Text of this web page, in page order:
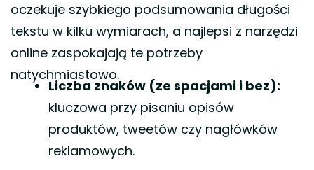
oczekuje szybkiego podsumowania długości
tekstu w kilku wymiarach, a najlepsi z narzędzi
online zaspokajają te potrzeby
natychmiastowo.
Liczba znaków (ze spacjami i bez):
kluczowa przy pisaniu opisów
produktów, tweetów czy nagłówków
reklamowych.